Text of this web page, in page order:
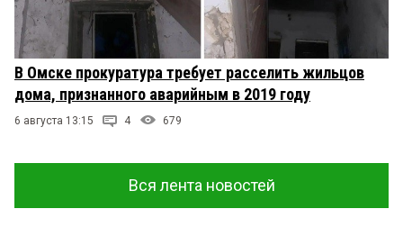
В Омске прокуратура требует расселить жильцов
дома, признанного аварийным в 2019 году
6 августа 13:15 4 679
Вся лента новостей